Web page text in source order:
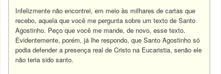
Infelizmente não encontrei, em meio às milhares de cartas que
recebo, aquela que você me pergunta sobre um texto de Santo
Agostinho. Peço que você me mande, de novo, esse texto.
Evidentemente, porém, já lhe respondo, que Santo Agostinho só
podia defender a presença real de Cristo na Eucaristia, senão ele
não teria sido santo.